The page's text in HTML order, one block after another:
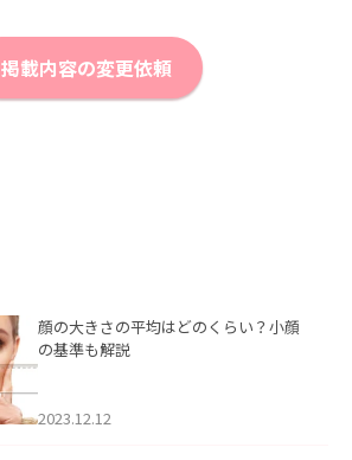
掲載内容の変更依頼
顔の大きさの平均はどのくらい？小顔
の基準も解説
2023.12.12